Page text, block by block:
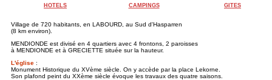
HOTELS CAMPINGS GITES
Village de 720 habitants, en LABOURD, au Sud d'Hasparren
(8 km environ).
MENDIONDE est divisé en 4 quartiers avec 4 frontons, 2 paroisses
à MENDIONDE et à GRECIETTE située sur la hauteur.
L'église :
Monument Historique du XVème siècle. On y accède par la place Lekorne.
Son plafond peint du XXème siècle évoque les travaux des quatre saisons.